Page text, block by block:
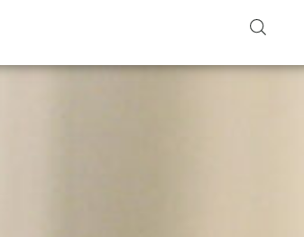
Search